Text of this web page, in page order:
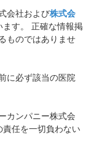
会社および株式会
す。 正確な情報掲
ものではありませ
に必ず該当の医院
カンパニー株式会
責任を一切負わない